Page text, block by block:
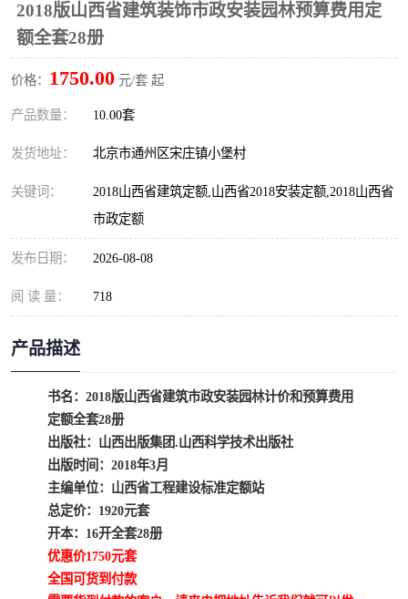
2018版山西省建筑装饰市政安装园林预算费用定
额全套28册
价格： 1750.00 元/套 起
产品数量： 10.00套
发货地址： 北京市通州区宋庄镇小堡村
关键词：
2018山西省建筑定额,山西省2018安装定额,2018山西省
市政定额
发布日期： 2026-08-08
阅 读 量： 718
产品描述
书名：2018版山西省建筑市政安装园林计价和预算费用
定额全套28册
出版社：山西出版集团.山西科学技术出版社
出版时间：2018年3月
主编单位：山西省工程建设标准定额站
总定价：1920元套
开本：16开全套28册
优惠价1750元套
全国可货到付款
电网技改,拆除,检修定额 炼油化工计价依据定额
信息通信建设工程预算定
额
火力发电机组检修定额
湖北建设工程消耗量定额
煤炭建设工程预算定额 钢铁检修工程预算定额
黄金矿山工程预算定额 冶金工业矿山建设工程预
算定额2
冶金工业建设工程预算定
额
人防工程预算定额
电子工程概预算定额
疏浚工程预算定额
吉林建设工程计价定额
福建建设工程预算定额
辽宁省工程计价定额
江西省建筑工程预算定额